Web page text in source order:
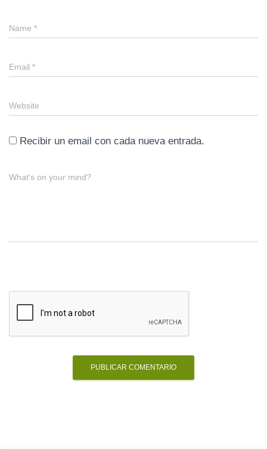
Name *
Email *
Website
Recibir un email con cada nueva entrada.
What's on your mind?